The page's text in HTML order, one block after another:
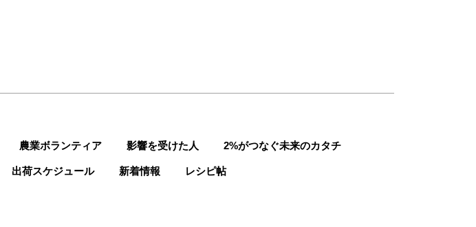
農業ボランティア 影響を受けた人 2%がつなぐ未来のカタチ
出荷スケジュール 新着情報 レシピ帖